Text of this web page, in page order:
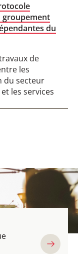
groupement
du
de
les
du secteur
les services